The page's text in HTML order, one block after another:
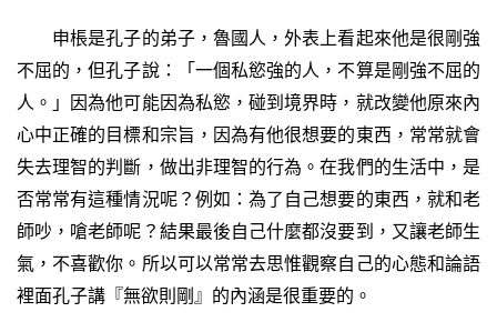
申棖是孔子的弟子，魯國人，外表上看起來他是很剛強
不屈的，但孔子說：「一個私慾強的人，不算是剛強不屈的
人。」因為他可能因為私慾，碰到境界時，就改變他原來內
心中正確的目標和宗旨，因為有他很想要的東西，常常就會
失去理智的判斷，做出非理智的行為。在我們的生活中，是
否常常有這種情況呢？例如：為了自己想要的東西，就和老
師吵，嗆老師呢？結果最後自己什麼都沒要到，又讓老師生
氣，不喜歡你。所以可以常常去思惟觀察自己的心態和論語
裡面孔子講『無欲則剛』的內涵是很重要的。